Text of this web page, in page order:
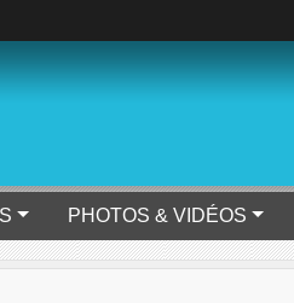
PHOTOS & VIDÉOS